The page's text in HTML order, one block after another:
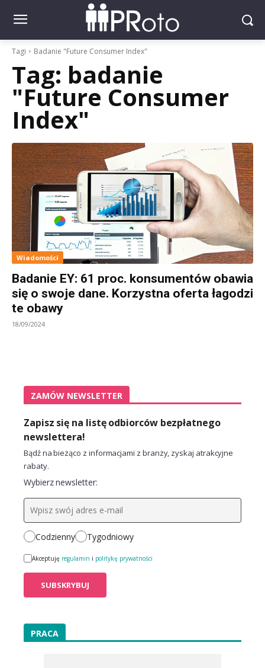
Tagi Badanie "Future Consumer Index"
Tag: badanie
"Future Consumer
Index"
Wiadomości
Badanie EY: 61 proc. konsumentów obawia
się o swoje dane. Korzystna oferta łagodzi
te obawy
18/09/2024
ZAMÓW NEWSLETTER
Zapisz się na listę odbiorców bezpłatnego
newslettera!
Bądź na bieżąco z informacjami z branży, zyskaj atrakcyjne
rabaty.
Wybierz newsletter:
Codzienny Tygodniowy
Akceptuję regulamin i politykę prywatności
PRACA